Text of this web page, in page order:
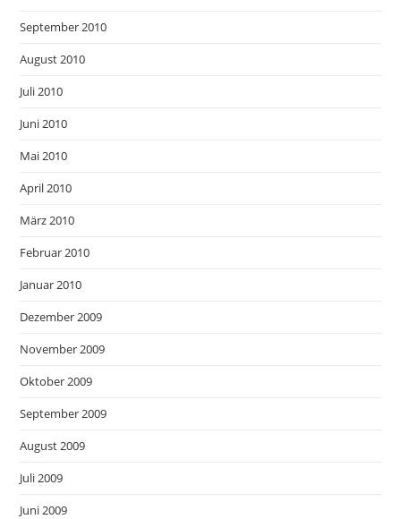
September 2010
August 2010
Juli 2010
Juni 2010
Mai 2010
April 2010
März 2010
Februar 2010
Januar 2010
Dezember 2009
November 2009
Oktober 2009
September 2009
August 2009
Juli 2009
Juni 2009